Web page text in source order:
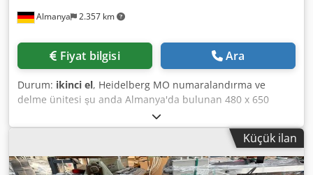
Almanya 2.357 km
Fiyat bilgisi Ara
Durum: ikinci el, Heidelberg MO numaralandırma ve
delme ünitesi şu anda Almanya'da bulunan 480 x 650
mm'lik bir makinedir. 1 adet mürekkepleme ünitesi, 2 adet
lineer delme kolu, 2 adet montaj halkası ve 1 adet
numaralandırma şaftı ile donatılmıştır. Biçim: 480 x 650
mm Teçhizat: Dwedovfxqgepfx Akvja 1 x mürekkep ünitesi
Küçük ilan